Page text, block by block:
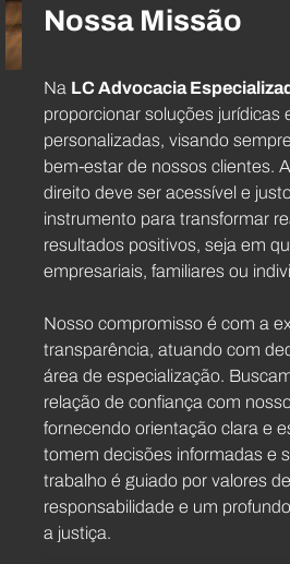
Nossa Missão
Na LC Advocacia
proporcionar soluções jurídicas
personalizadas, visando
bem-estar de nossos clientes.
direito deve ser acessível e
instrumento para transformar
resultados positivos, seja em
empresariais, familiares ou
Nosso compromisso é com a
transparência, atuando com
área de especialização.
relação de confiança com
fornecendo orientação clara e
tomem decisões informadas e
trabalho é guiado por valores
responsabilidade e um
a justiça.